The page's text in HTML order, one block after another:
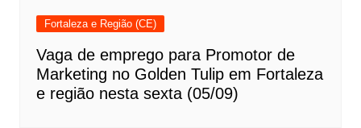
Fortaleza e Região (CE)
Vaga de emprego para Promotor de
Marketing no Golden Tulip em Fortaleza
e região nesta sexta (05/09)